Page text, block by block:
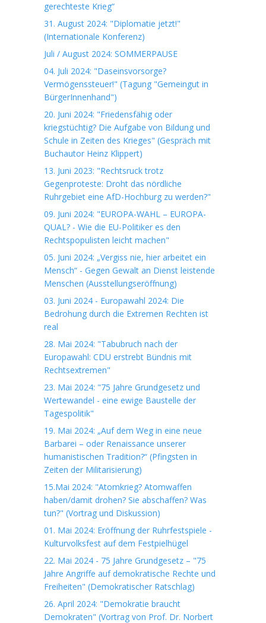
gerechteste Krieg“
31. August 2024: "Diplomatie jetzt!"
(Internationale Konferenz)
Juli / August 2024: SOMMERPAUSE
04. Juli 2024: "Daseinsvorsorge?
Vermögenssteuer!" (Tagung "Gemeingut in
BürgerInnenhand")
20. Juni 2024: "Friedensfähig oder
kriegstüchtig? Die Aufgabe von Bildung und
Schule in Zeiten des Krieges" (Gespräch mit
Buchautor Heinz Klippert)
13. Juni 2023: "Rechtsruck trotz
Gegenproteste: Droht das nördliche
Ruhrgebiet eine AfD-Hochburg zu werden?"
09. Juni 2024: "EUROPA-WAHL – EUROPA-
QUAL? - Wie die EU-Politiker es den
Rechtspopulisten leicht machen"
05. Juni 2024: „Vergiss nie, hier arbeitet ein
Mensch“ - Gegen Gewalt an Dienst leistende
Menschen (Ausstellungseröffnung)
03. Juni 2024 - Europawahl 2024: Die
Bedrohung durch die Extremen Rechten ist
real
28. Mai 2024: "Tabubruch nach der
Europawahl: CDU erstrebt Bündnis mit
Rechtsextremen"
23. Mai 2024: "75 Jahre Grundgesetz und
Wertewandel - eine ewige Baustelle der
Tagespolitik"
19. Mai 2024: „Auf dem Weg in eine neue
Barbarei – oder Renaissance unserer
humanistischen Tradition?“ (Pfingsten in
Zeiten der Militarisierung)
15.Mai 2024: "Atomkrieg? Atomwaffen
haben/damit drohen? Sie abschaffen? Was
tun?" (Vortrag und Diskussion)
01. Mai 2024: Eröffnung der Ruhrfestspiele -
Kulturvolksfest auf dem Festpielhügel
22. Mai 2024 - 75 Jahre Grundgesetz – "75
Jahre Angriffe auf demokratische Rechte und
Freiheiten" (Demokratischer Ratschlag)
26. April 2024: "Demokratie braucht
Demokraten" (Vortrag von Prof. Dr. Norbert